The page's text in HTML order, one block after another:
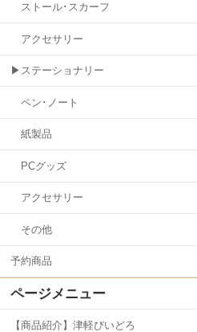
ストール･スカーフ
アクセサリー
▶ステーショナリー
ペン･ノート
紙製品
PCグッズ
アクセサリー
その他
予約商品
ページメニュー
【商品紹介】津軽びいどろ